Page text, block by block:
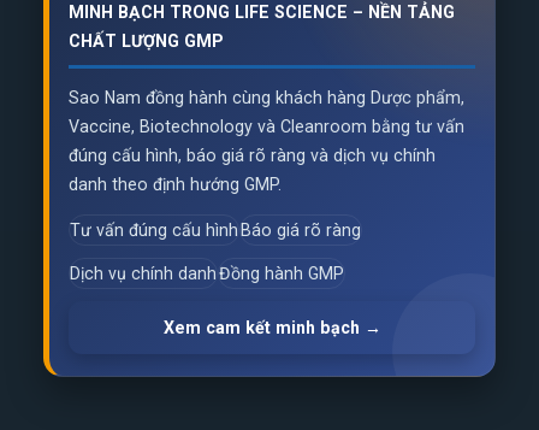
MINH BẠCH TRONG LIFE SCIENCE – NỀN TẢNG
CHẤT LƯỢNG GMP
Sao Nam đồng hành cùng khách hàng Dược phẩm,
Vaccine, Biotechnology và Cleanroom bằng tư vấn
đúng cấu hình, báo giá rõ ràng và dịch vụ chính
danh theo định hướng GMP.
Tư vấn đúng cấu hình Báo giá rõ ràng
Dịch vụ chính danhĐồng hành GMP
Xem cam kết minh bạch →